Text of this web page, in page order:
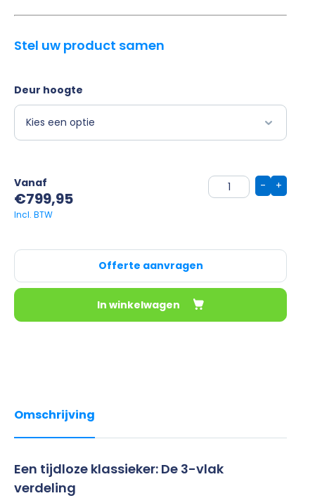
Stel uw product samen
Deur hoogte
Vanaf
€799,95
+
-
Offerte aanvragen
In winkelwagen
Omschrijving
Een tijdloze klassieker: De 3-vlak
verdeling